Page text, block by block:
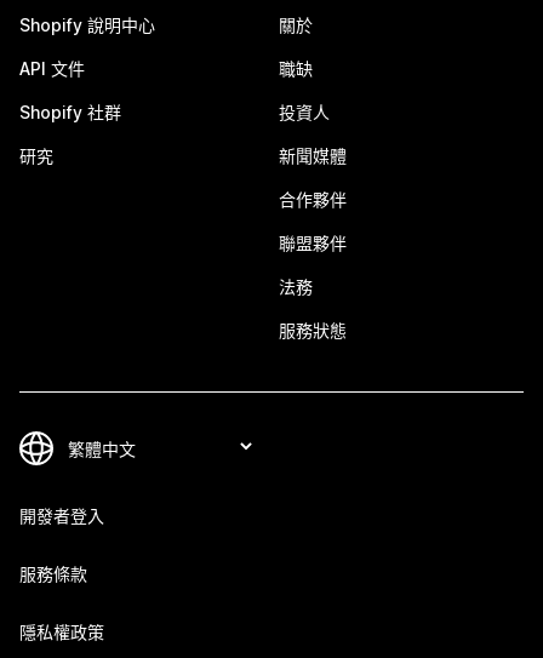
Shopify 說明中心
API 文件
Shopify 社群
研究
關於
職缺
投資人
新聞媒體
合作夥伴
聯盟夥伴
法務
服務狀態
開發者登入
服務條款
隱私權政策